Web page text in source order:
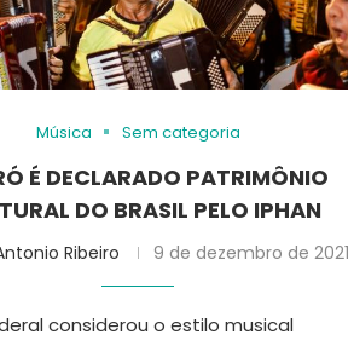
Música Sem categoria
É DECLARADO PATRIMÔNIO
DO BRASIL PELO IPHAN
Ribeiro 9 de dezembro de
considerou o estilo musical